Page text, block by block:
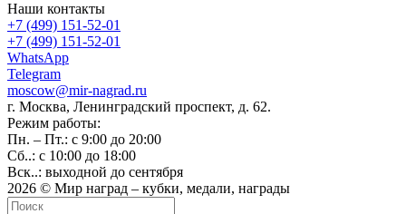
Наши контакты
+7 (499) 151-52-01
+7 (499) 151-52-01
WhatsApp
Telegram
moscow@mir-nagrad.ru
г. Москва, Ленинградский проспект, д. 62.
Режим работы:
Пн. – Пт.: с 9:00 до 20:00
Сб..: с 10:00 до 18:00
Вск..: выходной до сентября
2026 © Мир наград – кубки, медали, награды